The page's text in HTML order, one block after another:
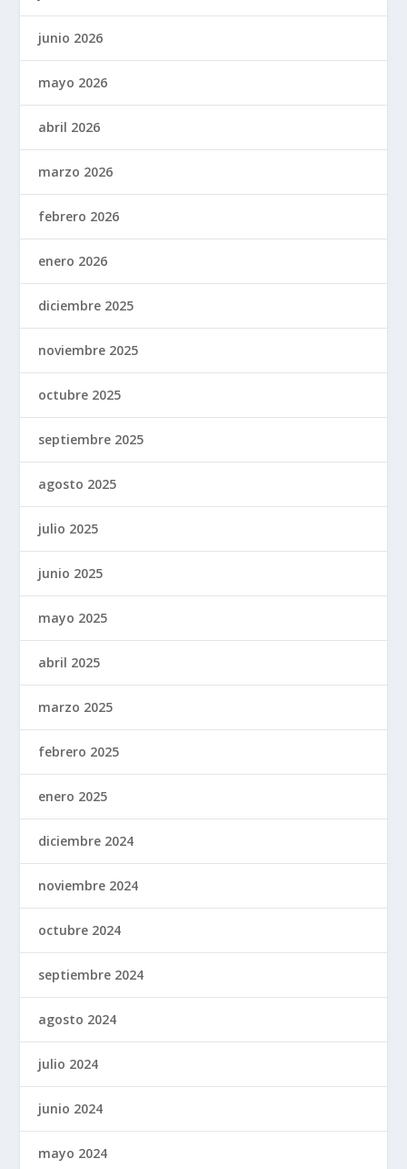
junio 2026
mayo 2026
abril 2026
marzo 2026
febrero 2026
enero 2026
diciembre 2025
noviembre 2025
octubre 2025
septiembre 2025
agosto 2025
julio 2025
junio 2025
mayo 2025
abril 2025
marzo 2025
febrero 2025
enero 2025
diciembre 2024
noviembre 2024
octubre 2024
septiembre 2024
agosto 2024
julio 2024
junio 2024
mayo 2024